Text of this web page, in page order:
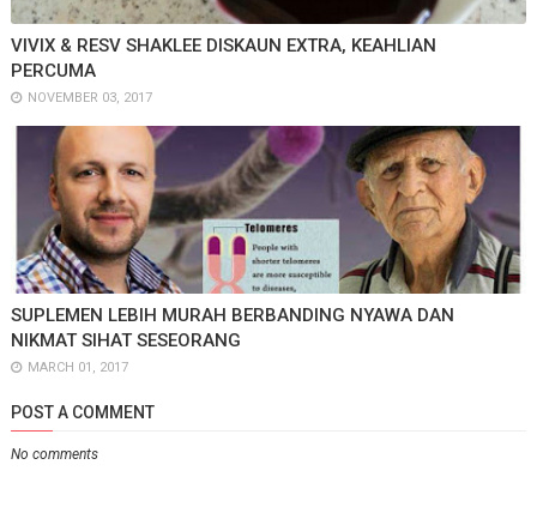
VIVIX & RESV SHAKLEE DISKAUN EXTRA, KEAHLIAN
PERCUMA
NOVEMBER 03, 2017
SUPLEMEN LEBIH MURAH BERBANDING NYAWA DAN
NIKMAT SIHAT SESEORANG
MARCH 01, 2017
POST A COMMENT
No comments